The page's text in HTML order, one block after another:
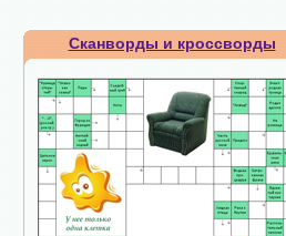
Сканворды и кроссворды